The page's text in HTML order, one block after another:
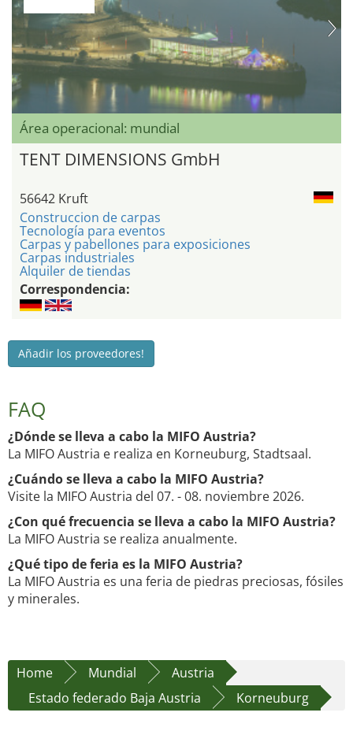
Área operacional: mundial
TENT DIMENSIONS GmbH
56642 Kruft
Construccion de carpas
Tecnología para eventos
Carpas y pabellones para exposiciones
Carpas industriales
Alquiler de tiendas
Correspondencia:
Añadir los proveedores!
FAQ
¿Dónde se lleva a cabo la MIFO Austria?
La MIFO Austria e realiza en Korneuburg, Stadtsaal.
¿Cuándo se lleva a cabo la MIFO Austria?
Visite la MIFO Austria del 07. - 08. noviembre 2026.
¿Con qué frecuencia se lleva a cabo la MIFO Austria?
La MIFO Austria se realiza anualmente.
¿Qué tipo de feria es la MIFO Austria?
La MIFO Austria es una feria de piedras preciosas, fósiles
y minerales.
Home Mundial
Austria
Estado federado Baja Austria
Korneuburg